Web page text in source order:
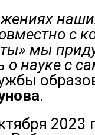
с
мы
о науке с
.
2023